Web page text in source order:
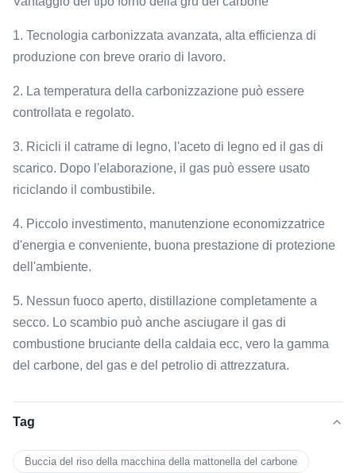
1. Tecnologia carbonizzata avanzata, alta efficienza di
produzione con breve orario di lavoro.
2. La temperatura della carbonizzazione può essere
controllata e regolato.
3. Ricicli il catrame di legno, l'aceto di legno ed il gas di
scarico. Dopo l'elaborazione, il gas può essere usato
riciclando il combustibile.
4. Piccolo investimento, manutenzione economizzatrice
d'energia e conveniente, buona prestazione di protezione
dell'ambiente.
5. Nessun fuoco aperto, distillazione completamente a
secco. Lo scambio può anche asciugare il gas di
combustione bruciante della caldaia ecc, vero la gamma
del carbone, del gas e del petrolio di attrezzatura.
Tag
Buccia del riso della macchina della mattonella del carbone